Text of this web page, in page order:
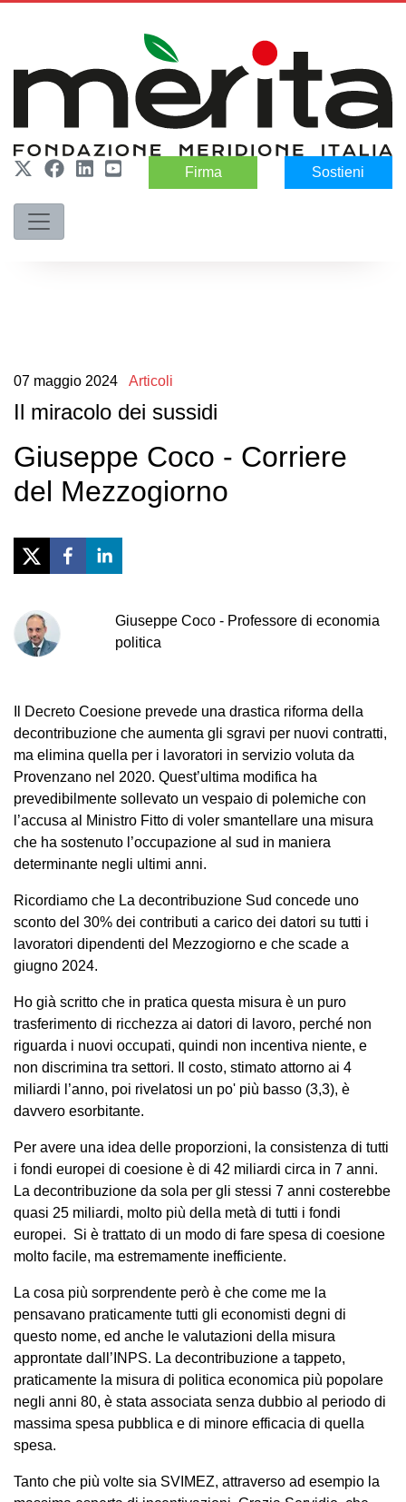
Firma Sostieni
07 maggio 2024 Articoli
Il miracolo dei sussidi
Giuseppe Coco - Corriere
del Mezzogiorno
Giuseppe Coco - Professore di economia
politica
Il Decreto Coesione prevede una drastica riforma della
decontribuzione che aumenta gli sgravi per nuovi contratti,
ma elimina quella per i lavoratori in servizio voluta da
Provenzano nel 2020. Quest’ultima modifica ha
prevedibilmente sollevato un vespaio di polemiche con
l’accusa al Ministro Fitto di voler smantellare una misura
che ha sostenuto l’occupazione al sud in maniera
determinante negli ultimi anni.
Ricordiamo che La decontribuzione Sud concede uno
sconto del 30% dei contributi a carico dei datori su tutti i
lavoratori dipendenti del Mezzogiorno e che scade a
giugno 2024.
Ho già scritto che in pratica questa misura è un puro
trasferimento di ricchezza ai datori di lavoro, perché non
riguarda i nuovi occupati, quindi non incentiva niente, e
non discrimina tra settori. Il costo, stimato attorno ai 4
miliardi l’anno, poi rivelatosi un po' più basso (3,3), è
davvero esorbitante.
Per avere una idea delle proporzioni, la consistenza di tutti
i fondi europei di coesione è di 42 miliardi circa in 7 anni.
La decontribuzione da sola per gli stessi 7 anni costerebbe
quasi 25 miliardi, molto più della metà di tutti i fondi
europei. Si è trattato di un modo di fare spesa di coesione
molto facile, ma estremamente inefficiente.
La cosa più sorprendente però è che come me la
pensavano praticamente tutti gli economisti degni di
questo nome, ed anche le valutazioni della misura
approntate dall’INPS. La decontribuzione a tappeto,
praticamente la misura di politica economica più popolare
negli anni 80, è stata associata senza dubbio al periodo di
massima spesa pubblica e di minore efficacia di quella
spesa.
Tanto che più volte sia SVIMEZ, attraverso ad esempio la